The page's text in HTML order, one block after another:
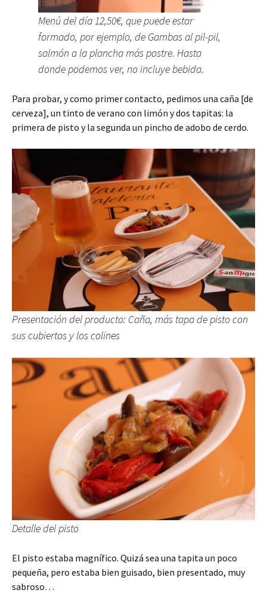
Menú del día 12,50€, que puede estar
formado, por ejemplo, de Gambas al pil-pil,
salmón a la plancha más postre. Hasta
donde podemos ver, no incluye bebida.
Para probar, y como primer contacto, pedimos una caña [de
cerveza], un tinto de verano con limón y dos tapitas: la
primera de pisto y la segunda un pincho de adobo de cerdo.
Presentación del producto: Caña, más tapa de pisto con
sus cubiertos y los colines
Detalle del pisto
El pisto estaba magnífico. Quizá sea una tapita un poco
pequeña, pero estaba bien guisado, bien presentado, muy
sabroso…